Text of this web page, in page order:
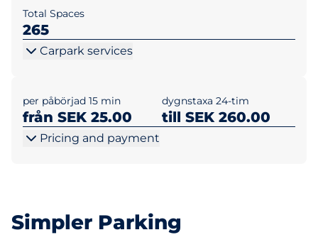
Total Spaces
265
Carpark services
per påbörjad 15 min
från SEK 25.00
dygnstaxa 24-tim
till SEK 260.00
Pricing and payment
Simpler Parking